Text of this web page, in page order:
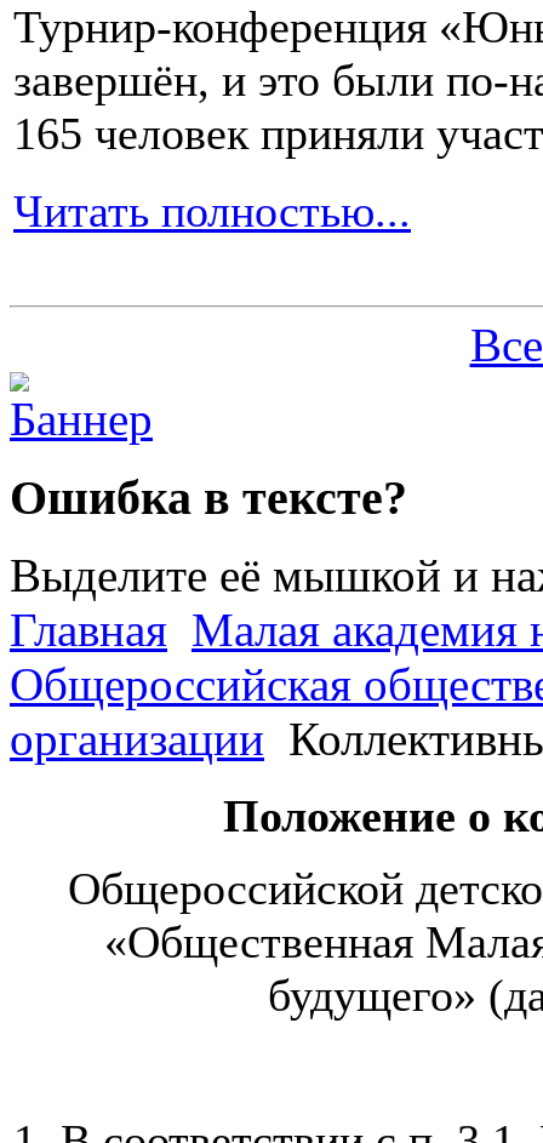
Турнир-конференция
завершён, и это были по-
165 человек приняли
Читать полностью...
Ошибка в тексте?
Выделите её мышкой и
Главная Малая академия
Общероссийская
организации
Положение о
Общероссийской
«Общественная
будущего»